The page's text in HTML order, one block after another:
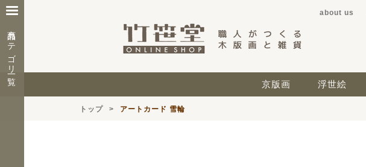
about us
京版画 浮世絵
商品カテゴリ一覧
トップ アートカード 雪輪